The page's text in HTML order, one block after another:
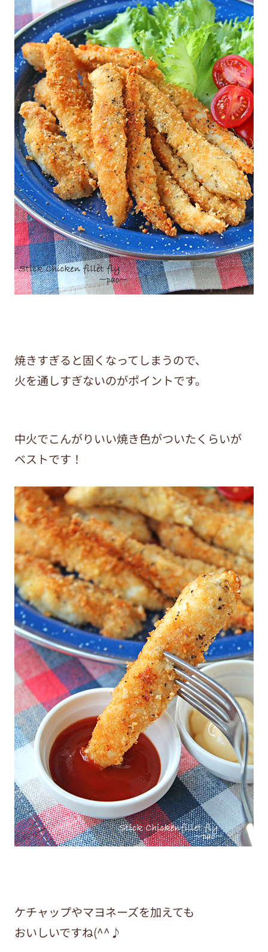
焼きすぎると固くなってしまうので、
火を通しすぎないのがポイントです。
中火でこんがりいい焼き色がついたくらいが
ベストです！
ケチャップやマヨネーズを加えても
おいしいですね(^^♪